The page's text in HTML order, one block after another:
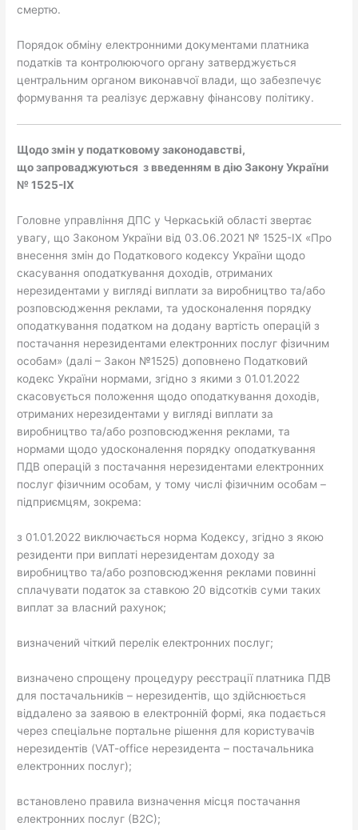
смертю.
Порядок обміну електронними документами платника
податків та контролюючого органу затверджується
центральним органом виконавчої влади, що забезпечує
формування та реалізує державну фінансову політику.
Щодо зміну податковому законодавстві,
щозапроваджуються з введенням в дію Закону України
№ 1525-ІХ
Головне управління ДПС у Черкаській області звертає
увагу, що Законом України від 03.06.2021 № 1525-ІХ «Про
внесення змін до Податкового кодексу України щодо
скасування оподаткування доходів, отриманих
нерезидентами у вигляді виплати за виробництво та/або
розповсюдження реклами, та удосконалення порядку
оподаткування податком на додану вартість операцій з
постачання нерезидентами електронних послуг фізичним
особам» (далі – Закон №1525) доповнено Податковий
кодекс України нормами, згідно з якими з 01.01.2022
скасовується положення щодо оподаткування доходів,
отриманих нерезидентами у вигляді виплати за
виробництво та/або розповсюдження реклами, та
нормами щодо удосконалення порядку оподаткування
ПДВ операцій з постачання нерезидентами електронних
послуг фізичним особам, у тому числі фізичним особам –
підприємцям, зокрема:
з 01.01.2022 виключається норма Кодексу, згідно з якою
резиденти при виплаті нерезидентам доходу за
виробництво та/або розповсюдження реклами повинні
сплачувати податок за ставкою 20 відсотків суми таких
виплат за власний рахунок;
визначений чіткий перелік електронних послуг;
визначено спрощену процедуру реєстрації платника ПДВ
для постачальників – нерезидентів, що здійснюється
віддалено за заявою в електронній формі, яка подається
через спеціальне портальне рішення для користувачів
нерезидентів (VAT-office нерезидента – постачальника
електронних послуг);
встановлено правила визначення місця постачання
електронних послуг (В2С);